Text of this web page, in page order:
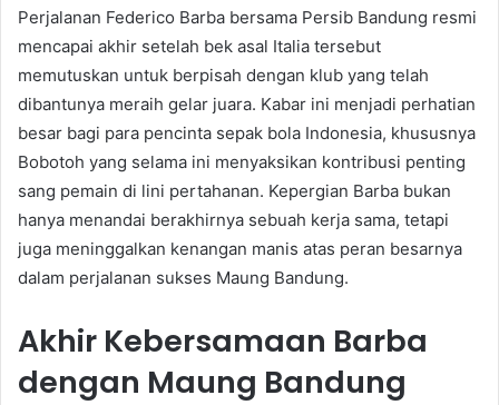
Perjalanan Federico Barba bersama Persib Bandung resmi
mencapai akhir setelah bek asal Italia tersebut
memutuskan untuk berpisah dengan klub yang telah
dibantunya meraih gelar juara. Kabar ini menjadi perhatian
besar bagi para pencinta sepak bola Indonesia, khususnya
Bobotoh yang selama ini menyaksikan kontribusi penting
sang pemain di lini pertahanan. Kepergian Barba bukan
hanya menandai berakhirnya sebuah kerja sama, tetapi
juga meninggalkan kenangan manis atas peran besarnya
dalam perjalanan sukses Maung Bandung.
Akhir Kebersamaan Barba
dengan Maung Bandung